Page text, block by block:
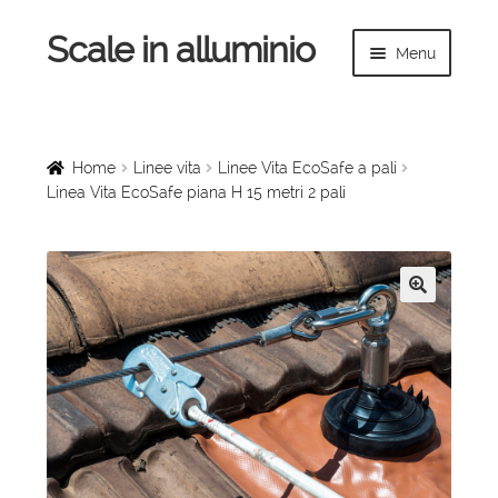
Vai
alla
Vai
al
Scale in alluminio Menu
Scale a chiocciola
Linee vita
Espandi
il
menu
child
Scale in legno
Espandi
il
menu
child
Rampe di carico
Sollevatori
Espandi
il
Home Linee vita
Linee Vita EcoSafe a pali
Linea Vita EcoSafe piana H 15 metri 2 pali
🔍